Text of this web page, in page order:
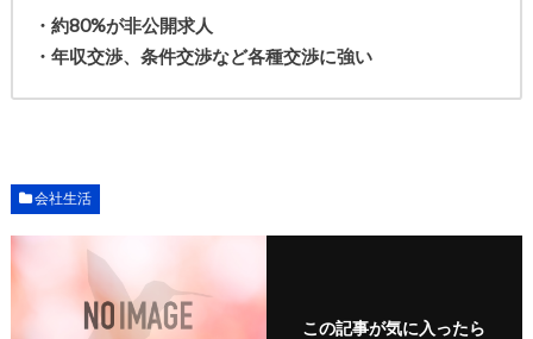
・約80%が非公開求人
・年収交渉、条件交渉など各種交渉に強い
会社生活
この記事が気に入ったら